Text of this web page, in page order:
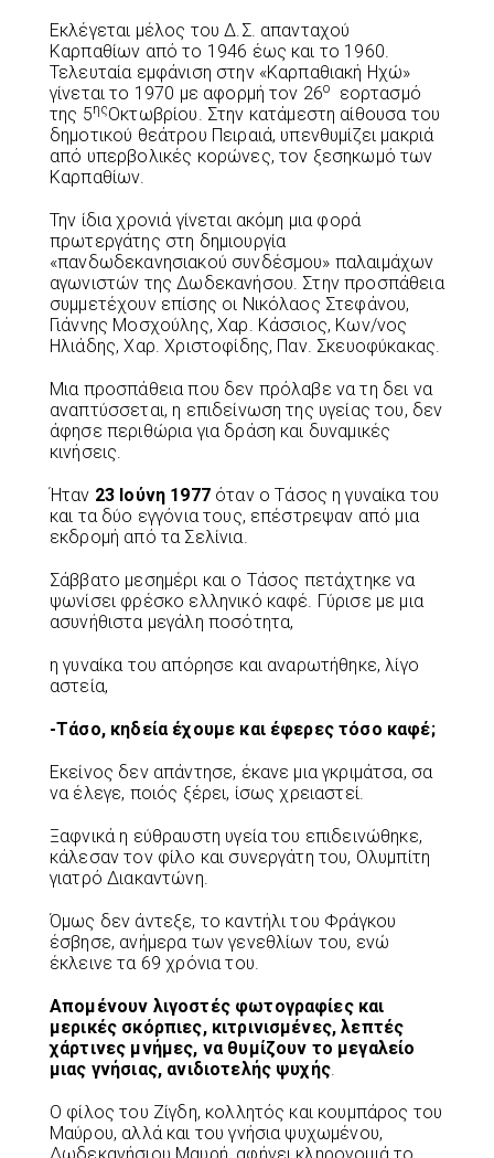
Εκλέγεται μέλος του Δ.Σ. απανταχού
Καρπαθίων από το 1946 έως και το 1960.
Τελευταία εμφάνιση στην «Καρπαθιακή Ηχώ»
γίνεται το 1970 με αφορμή τον 26ο
εορτασμό
της 5ηςΟκτωβρίου. Στην κατάμεστη αίθουσα του
δημοτικού θεάτρου Πειραιά, υπενθυμίζει μακριά
από υπερβολικές κορώνες, τον ξεσηκωμό των
Καρπαθίων.
Την ίδια χρονιά γίνεται ακόμη μια φορά
πρωτεργάτης στη δημιουργία
«πανδωδεκανησιακού συνδέσμου» παλαιμάχων
αγωνιστών της Δωδεκανήσου. Στην προσπάθεια
συμμετέχουν επίσης οι Νικόλαος Στεφάνου,
Γιάννης Μοσχούλης, Χαρ. Κάσσιος, Κων/νος
Ηλιάδης, Χαρ. Χριστοφίδης, Παν. Σκευοφύκακας.
Μια προσπάθεια που δεν πρόλαβε να τη δει να
αναπτύσσεται, η επιδείνωση της υγείας του, δεν
άφησε περιθώρια για δράση και δυναμικές
κινήσεις.
Ήταν 23 Ιούνη 1977όταν ο Τάσος η γυναίκα του
και τα δύο εγγόνια τους, επέστρεψαν από μια
εκδρομή από τα Σελίνια.
Σάββατο μεσημέρι και ο Τάσος πετάχτηκε να
ψωνίσει φρέσκο ελληνικό καφέ. Γύρισε με μια
ασυνήθιστα μεγάλη ποσότητα,
η γυναίκα του απόρησε και αναρωτήθηκε, λίγο
αστεία,
-Τάσο, κηδεία έχουμε και έφερες τόσο καφέ;
Εκείνος δεν απάντησε, έκανε μια γκριμάτσα, σα
να έλεγε, ποιός ξέρει, ίσως χρειαστεί.
Ξαφνικά η εύθραυστη υγεία του επιδεινώθηκε,
κάλεσαν τον φίλο και συνεργάτη του, Ολυμπίτη
γιατρό Διακαντώνη.
Όμως δεν άντεξε, το καντήλι του Φράγκου
έσβησε, ανήμερα των γενεθλίων του, ενώ
έκλεινε τα 69 χρόνια του.
Απομένουν λιγοστές φωτογραφίες και
μερικές σκόρπιες, κιτρινισμένες, λεπτές
χάρτινες μνήμες, να θυμίζουν το μεγαλείο
μιας γνήσιας, ανιδιοτελής ψυχής.
Ο φίλος του Ζίγδη, κολλητός και κουμπάρος του
Μαύρου, αλλά και του γνήσια ψυχωμένου,